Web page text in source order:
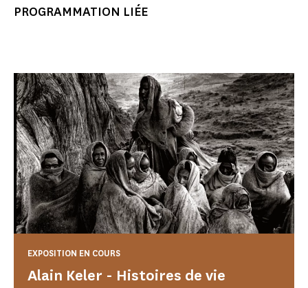
PROGRAMMATION LIÉE
Alain Keler - Histoires de vie
EXPOSITION EN COURS